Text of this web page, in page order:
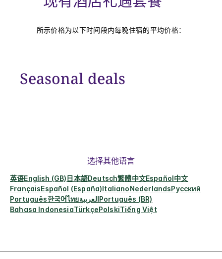
所示价格为以下时间段内每晚住宿的平均价格：
Seasonal deals
选择其他语言
英语English (GB)日本語Deutsch繁體中文Español中文
FrançaisEspañol (España)ItalianoNederlandsРусский
Português한국어ไทยالعربيةPortuguês (BR)
Bahasa IndonesiaTürkçePolskiTiếng Việt